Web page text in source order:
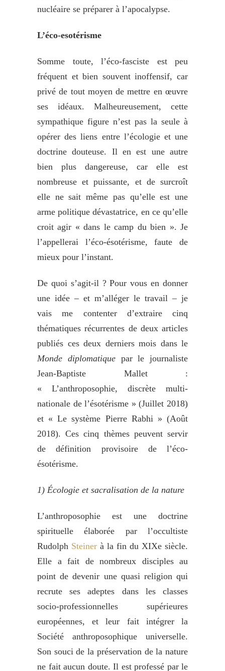
nucléaire se préparer à l’apocalypse.
L’éco-esotérisme
Somme toute, l’éco-fasciste est peu
fréquent et bien souvent inoffensif, car
privé de tout moyen de mettre en œuvre
ses idéaux. Malheureusement, cette
sympathique figure n’est pas la seule à
opérer des liens entre l’écologie et une
doctrine douteuse. Il en est une autre
bien plus dangereuse, car elle est
nombreuse et puissante, et de surcroît
elle ne sait même pas qu’elle est une
arme politique dévastatrice, en ce qu’elle
croit agir « dans le camp du bien ». Je
l’appellerai l’éco-ésotérisme, faute de
mieux pour l’instant.
De quoi s’agit-il ? Pour vous en donner
une idée – et m’alléger le travail – je
vais me contenter d’extraire cinq
thématiques récurrentes de deux articles
publiés ces deux derniers mois dans le
Monde diplomatiquepar le journaliste
Jean-Baptiste Mallet :
« L’anthroposophie, discrète multi-
nationale de l’ésotérisme » (Juillet 2018)
et « Le système Pierre Rabhi » (Août
2018). Ces cinq thèmes peuvent servir
de définition provisoire de l’éco-
ésotérisme.
1) Écologie et sacralisation de la nature
L’anthroposophie est une doctrine
spirituelle élaborée par l’occultiste
Rudolph Steiner à la fin du XIXe siècle.
Elle a fait de nombreux disciples au
point de devenir une quasi religion qui
recrute ses adeptes dans les classes
socio-professionnelles supérieures
européennes, et leur fait intégrer la
Société anthroposophique universelle.
Son souci de la préservation de la nature
ne fait aucun doute. Il est professé par le